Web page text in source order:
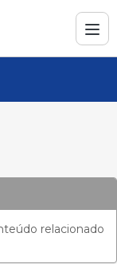
relacionado